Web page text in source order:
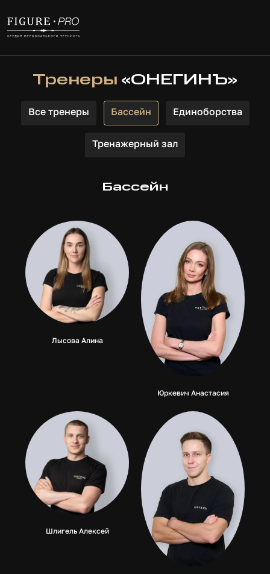
Тренеры «ОНЕГИНЪ»
Все тренеры Бассейн Единоборства
Тренажерный зал
Бассейн
Лысова Алина
Юркевич Анастасия
Шлигель Алексей